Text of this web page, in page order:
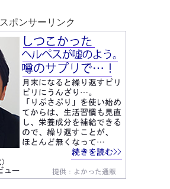
スポンサーリンク